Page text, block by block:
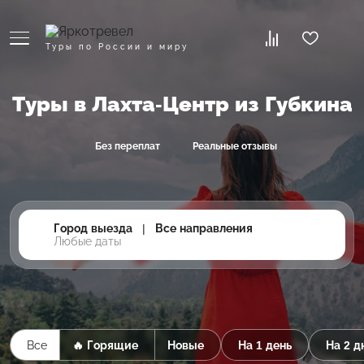
Туры по России и миру
Туры в Лахта-Центр из Губкина
Без переплат Реальные отзывы
Город выезда |
Все направления
Любые даты
Все 🔥 Горящие Новые На 1 день На 2